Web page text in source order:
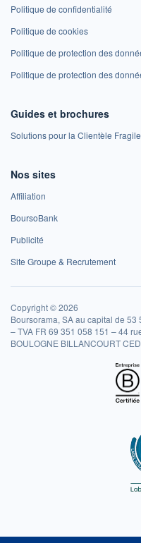
Politique de confidentialité
Politique de cookies
Politique de protection des
Politique de protection des
Guides et brochures
Solutions pour la Clientèle Fragile
Nos sites
Affiliation
BoursoBank
Publicité
Site Groupe & Recrutement
Copyright © 2026
Boursorama, SA au capital de
– TVA FR 69 351 058 151 – 44
BOULOGNE BILLANCOURT